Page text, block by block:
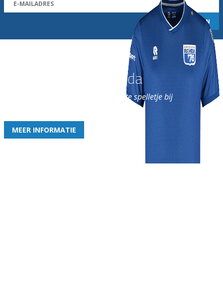
Word nu lid van Rohda
en geniet iedere week van het leukste spelletje bij
MEER INFORMATIE